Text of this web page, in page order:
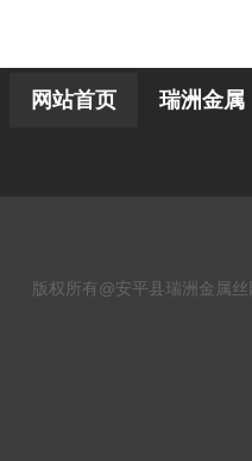
网站首页 瑞洲金属
版权所有@安平县瑞洲金属